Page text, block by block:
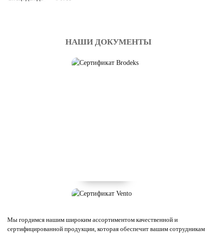
НАШИ ДОКУМЕНТЫ
Мы гордимся нашим широким ассортиментом качественной и
сертифицированной продукции, которая обеспечит вашим сотрудникам